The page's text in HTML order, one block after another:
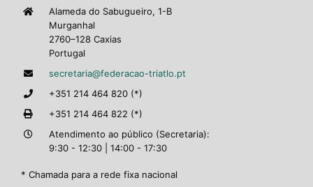
Alameda do Sabugueiro, 1-B
Murganhal
2760–128 Caxias
Portugal
secretaria@federacao-triatlo.pt
+351 214 464 820 (*)
+351 214 464 822 (*)
Atendimento ao público (Secretaria):
9:30 - 12:30 | 14:00 - 17:30
* Chamada para a rede fixa nacional